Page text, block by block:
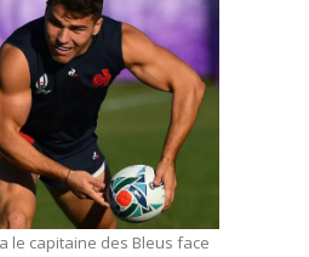
le capitaine des Bleus face